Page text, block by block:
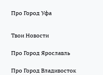
Про Город Уфа
Твои Новости
Про Город Ярославль
Про Город Владивосток